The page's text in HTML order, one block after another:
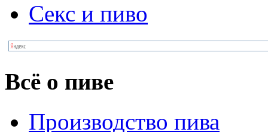
Секс и пиво
Всё о пиве
Производство пива